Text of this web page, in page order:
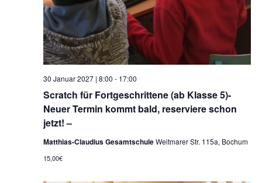
Scratch für Fortgeschrittene (ab Klasse 5)-
Neuer Termin kommt bald, reserviere schon
jetzt! –
30 Januar 2027 | 8:00 - 17:00
Matthias-Claudius GesamtschuleWeitmarer Str. 115a, Bochum
15,00€